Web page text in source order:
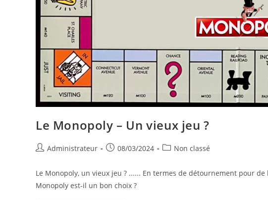
Le Monopoly – Un vieux jeu ?
Auteur/autrice
la
publication :
Administrateur
Publication
08/03/2024
PostNon classé
Le Monopoly, un vieux jeu ? ...... En termes de détournement pour
Monopoly est-il un bon choix ?